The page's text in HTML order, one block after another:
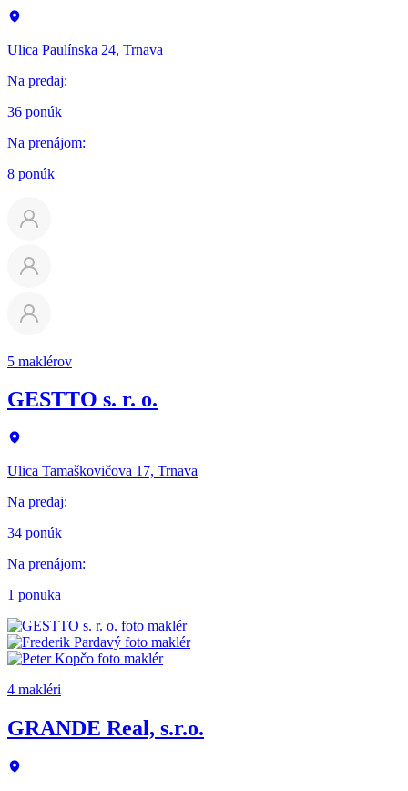
Ulica Paulínska 24, Trnava
Na predaj:
36 ponúk
Na prenájom:
8 ponúk
5 maklérov
GESTTO s. r. o.
Ulica Tamaškovičova 17, Trnava
Na predaj:
34 ponúk
Na prenájom:
1 ponuka
4 makléri
GRANDE Real, s.r.o.